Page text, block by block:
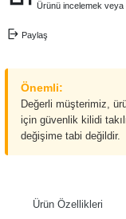
Ürünü incelemek veya
Paylaş
Önemli:
Değerli müşterimiz,
için güvenlik kilidi
değişime tabi değildir.
Ürün Özellikleri